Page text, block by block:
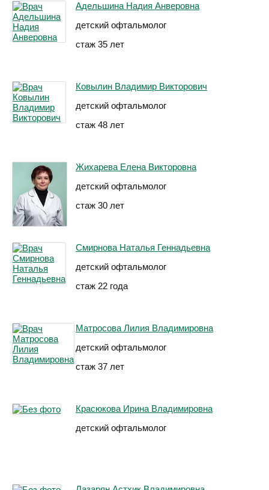
Адельшина Надия Анверовна
детский офтальмолог
стаж 35 лет
Ковылин Владимир Викторович
детский офтальмолог
стаж 48 лет
Жихарева Елена Викторовна
детский офтальмолог
стаж 30 лет
Смирнова Наталья Геннадьевна
детский офтальмолог
стаж 22 года
Матросова Лилия Владимировна
детский офтальмолог
стаж 37 лет
Красюкова Ирина Владимировна
детский офтальмолог